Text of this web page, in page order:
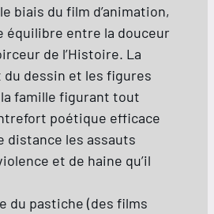
biais du film d’animation,
équilibre entre la douceur
de l’Histoire. La
dessin et les figures
famille figurant tout
poétique efficace
distance les assauts
et de haine qu’il
du pastiche (des films